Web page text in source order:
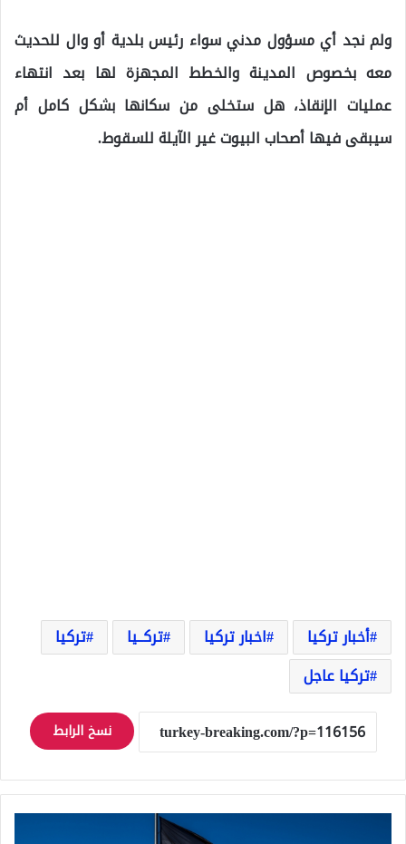
ولم نجد أي مسؤول مدني سواء رئيس بلدية أو وال للحديث
معه بخصوص المدينة والخطط المجهزة لها بعد انتهاء
عمليات الإنقاذ، هل ستخلى من سكانها بشكل كامل أم
سيبقى فيها أصحاب البيوت غير الآيلة للسقوط.
أخبار تركيا اخبار تركيا تركــيا
تركيا
تركيا عاجل
نسخ الرابط